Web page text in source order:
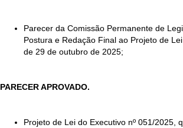
Parecer da Comissão Permanente de
Postura e Redação Final ao Projeto de Lei
de 29 de outubro de 2025;
PARECER APROVADO.
Projeto de Lei do Executivo nº 051/2025,